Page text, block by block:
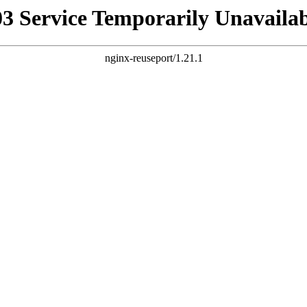
Service Temporarily
nginx-reuseport/1.21.1